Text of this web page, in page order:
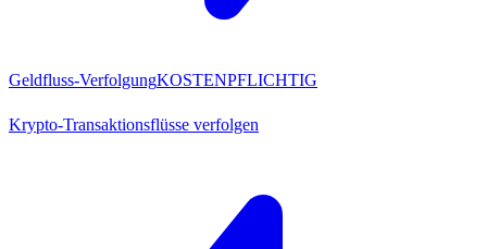
Geldfluss-VerfolgungKOSTENPFLICHTIG
Krypto-Transaktionsflüsse verfolgen